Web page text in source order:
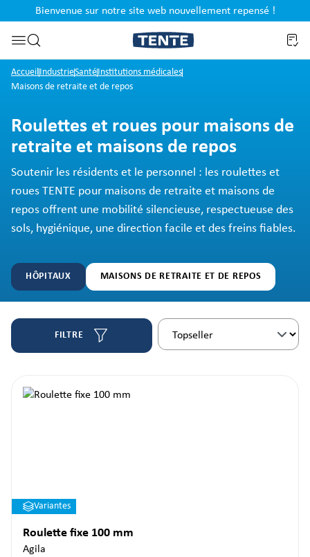
Passer à la recherche
Bienvenue sur notre site web nouvellement repensé !
AccueilIndustrieSantéInstitutions médicales
Maisons de retraite et de repos
Roulettes et roues pour maisons de
retraite et maisons de repos
Soutenir les résidents et le personnel : les roulettes et
roues TENTE pour maisons de retraite et maisons de
repos offrent une mobilité silencieuse, respectueuse des
sols, hygiénique, une direction facile et des freins fiables.
HÔPITAUX MAISONS DE RETRAITE ET DE REPOS
FILTRE
Variantes
Roulette fixe 100 mm
Agila